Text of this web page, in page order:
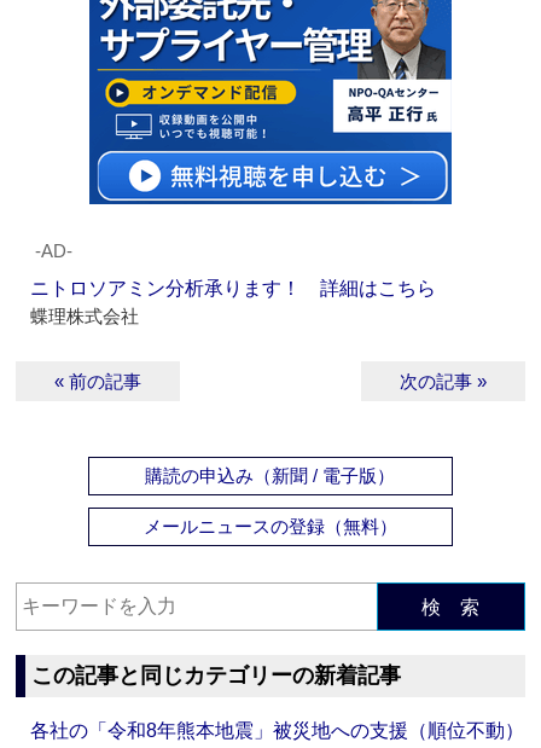
‐AD‐
ニトロソアミン分析承ります！ 詳細はこちら
蝶理株式会社
« 前の記事 次の記事 »
購読の申込み（新聞 / 電子版）
メールニュースの登録（無料）
検 索
この記事と同じカテゴリーの新着記事
各社の「令和8年熊本地震」被災地への支援（順位不動）